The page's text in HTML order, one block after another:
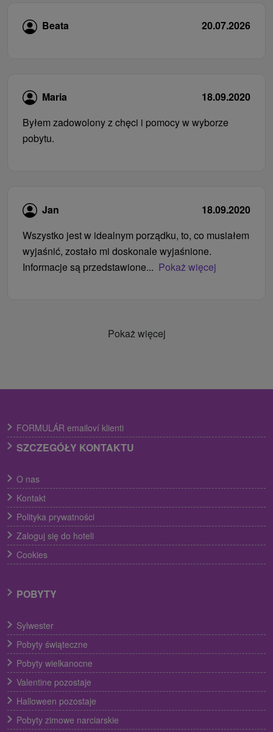
Beata 20.07.2026
Maria
18.09.2020
Byłem zadowolony z chęci i pomocy w wyborze
pobytu.
Jan
18.09.2020
Wszystko jest w idealnym porządku, to, co musiałem
wyjaśnić, zostało mi doskonale wyjaśnione.
Informacje są przedstawione... Pokaż więcej
Pokaż więcej
FORMULÁR emailoví klienti
SZCZEGÓŁY KONTAKTU
O nas
Kontakt
Polityka prywatności
Zaloguj się do hoteli
Cookies
POBYTY
Sylwester
Pobyty świąteczne
Pobyty wielkanocne
Valentine pozostaje
Halloween pozostaje
Pobyty zimowe narciarskie